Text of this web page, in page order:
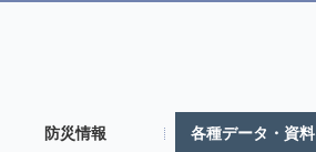
防災情報 各種データ・資料